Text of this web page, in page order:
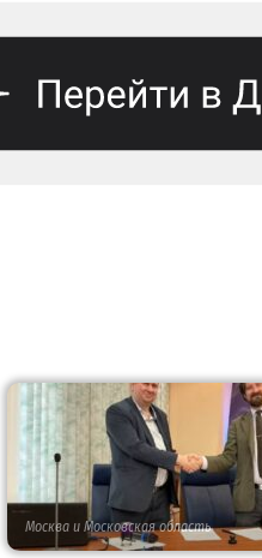
Москва и Московская область